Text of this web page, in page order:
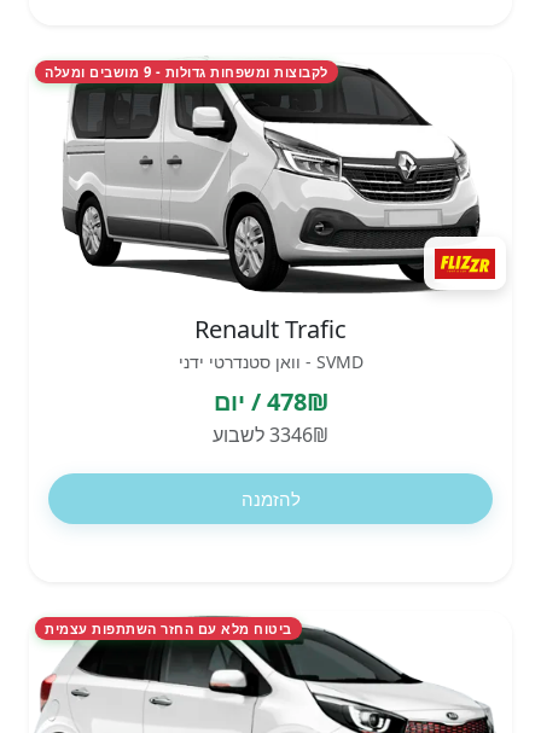
לקבוצות ומשפחות גדולות - 9 מושבים ומעלה
Renault Trafic
SVMD - וואן סטנדרטי ידני
478₪ / יום
3346₪ לשבוע
להזמנה
ביטוח מלא עם החזר השתתפות עצמית